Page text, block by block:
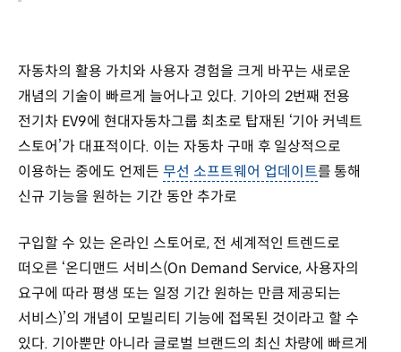
자동차의 활용 가치와 사용자 경험을 크게 바꾸는 새로운
개념의 기술이 빠르게 늘어나고 있다. 기아의 2번째 전용
전기차 EV9에 현대자동차그룹 최초로 탑재된 ‘기아 커넥트
스토어’가 대표적이다. 이는 자동차 구매 후 일상적으로
이용하는 중에도 언제든 무선 소프트웨어 업데이트를 통해
신규 기능을 원하는 기간 동안 추가로
구입할 수 있는 온라인 스토어로, 전 세계적인 트렌드로
떠오른 ‘온디맨드 서비스(On Demand Service, 사용자의
요구에 따라 평생 또는 일정 기간 원하는 만큼 제공되는
서비스)’의 개념이 모빌리티 기능에 접목된 것이라고 할 수
있다. 기아뿐만 아니라 글로벌 브랜드의 최신 차량에 빠르게